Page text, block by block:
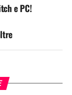
e PC!